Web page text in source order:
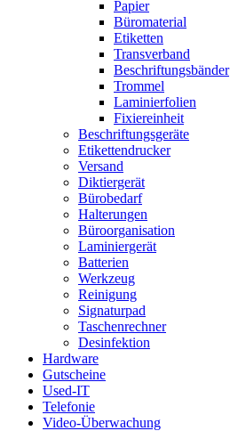
Papier
Büromaterial
Etiketten
Transverband
Beschriftungsbänder
Trommel
Laminierfolien
Fixiereinheit
Beschriftungsgeräte
Etikettendrucker
Versand
Diktiergerät
Bürobedarf
Halterungen
Büroorganisation
Laminiergerät
Batterien
Werkzeug
Reinigung
Signaturpad
Taschenrechner
Desinfektion
Hardware
Gutscheine
Used-IT
Telefonie
Video-Überwachung